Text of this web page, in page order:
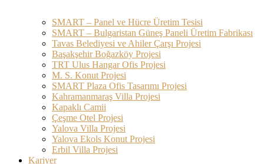
SMART – Panel ve Hücre Üretim Tesisi
SMART – Bulgaristan Güneş Paneli Üretim Fabrikası
Tavas Belediyesi ve Ahiler Çarşı Projesi
Başakşehir Boğazköy Projesi
TRT Ulus Hangar Ofis Projesi
M. S. Konut Projesi
SMART Plaza Ofis Tasarımı Projesi
Kahramanmaraş Villa Projesi
Kapaklı Camii
Çeşme Otel Projesi
Yalova Villa Projesi
Yalova Ekols Konut Projesi​
Erbil Villa Projesi​
Kariyer